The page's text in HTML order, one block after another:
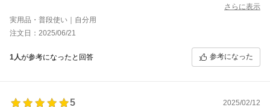
さらに表示
実用品・普段使い｜自分用
注文日：2025/06/21
1人が参考になったと回答 参考になった
5
2025/02/12